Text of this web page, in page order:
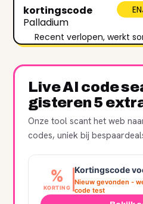
kortingscode
Palladium
Recent verlopen, werkt
Live AI code
gisteren 5
Onze tool scant het web
codes, uniek bij
%
KORTING
Kortingscode
Nieuw gevonden -
code test